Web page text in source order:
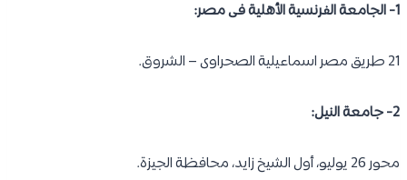
1- الجامعة الفرنسية الأهلية فى مصر:
21 طريق مصر اسماعيلية الصحراوى – الشروق.
2- جامعة النيل:
محور 26 يوليو، أول الشيخ زايد، محافظة الجيزة.